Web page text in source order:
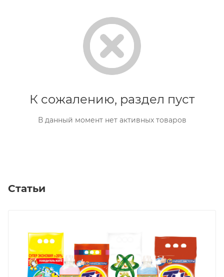
К сожалению, раздел пуст
В данный момент нет активных товаров
Статьи